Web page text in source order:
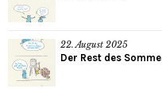
22. August 2025
Der Rest des